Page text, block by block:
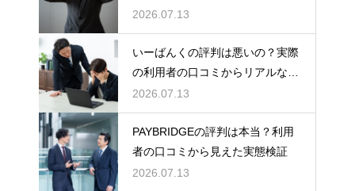
検証！
2026.07.13
いーばんくの評判は悪いの？実際
の利用者の口コミからリアルな実
態検証
2026.07.13
PAYBRIDGEの評判は本当？利用
者の口コミから見えた実態検証
2026.07.13